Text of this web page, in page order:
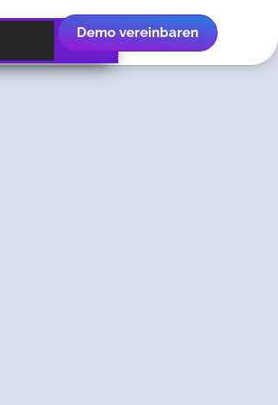
Demo vereinbaren